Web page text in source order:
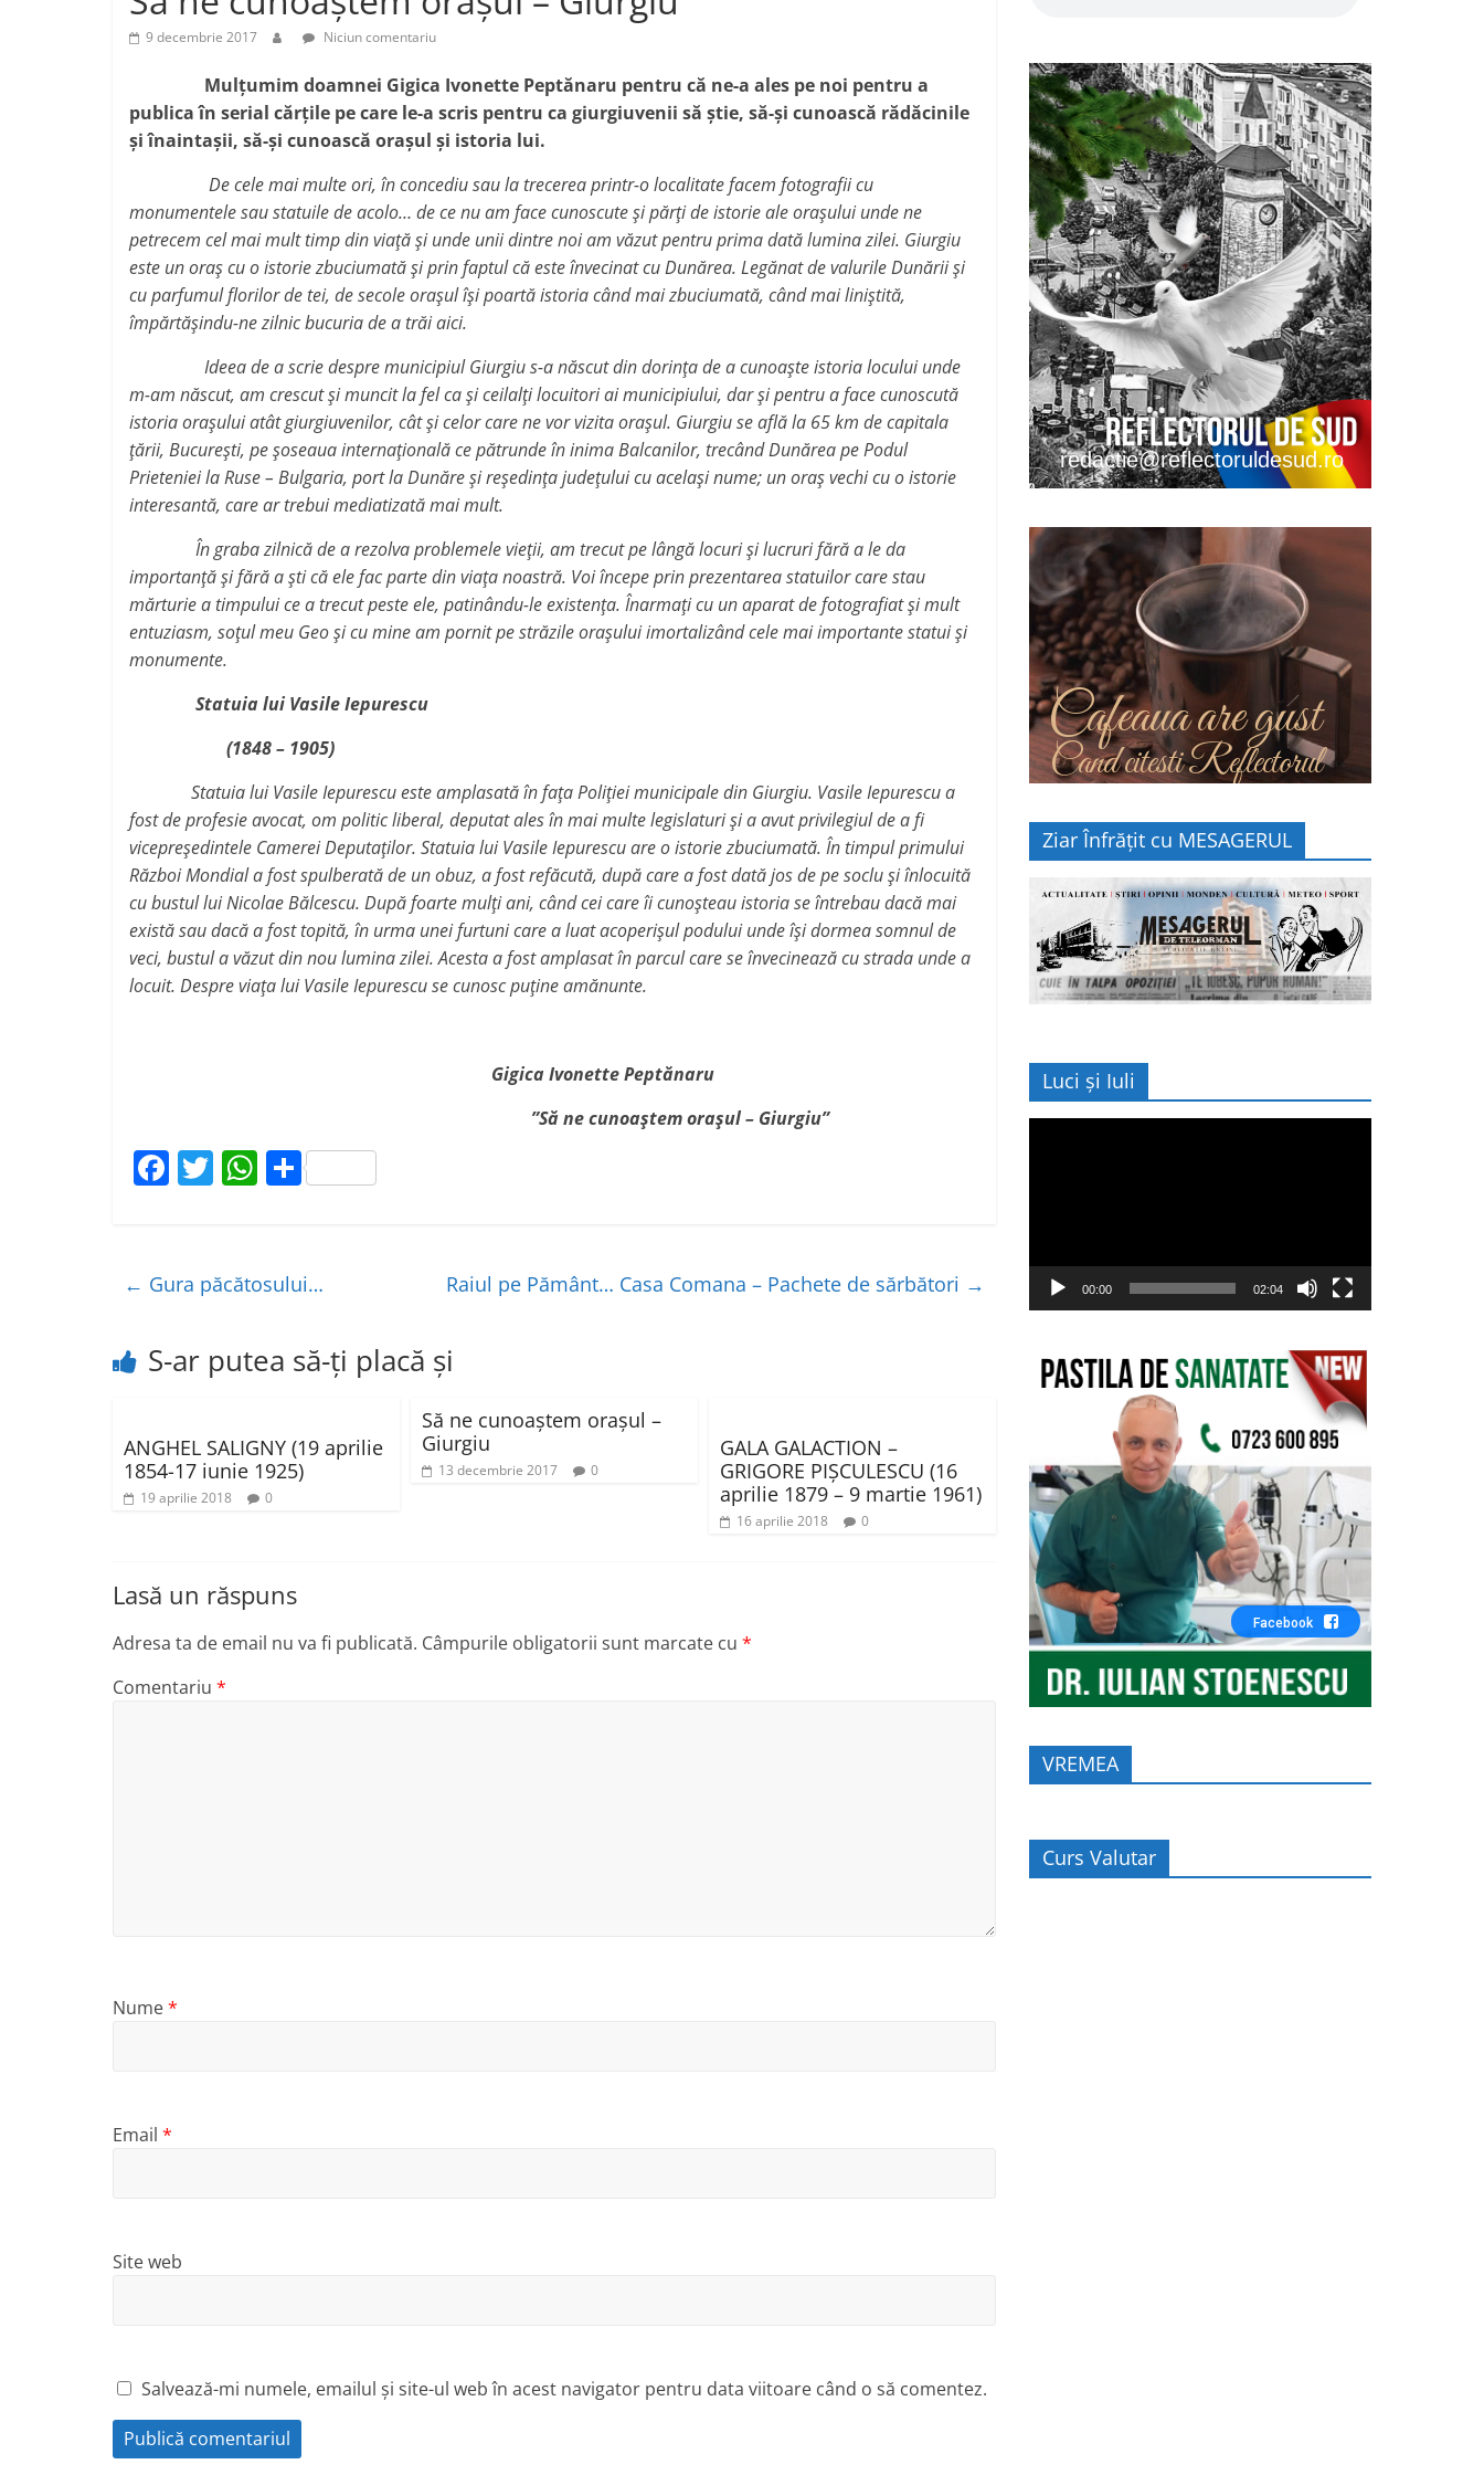
9 decembrie 2017 Niciun comentariu
Mulțumim doamnei Gigica Ivonette Peptănaru pentru că ne-a ales pe noi pentru a
publica în serial cărțile pe care le-a scris pentru ca giurgiuvenii să știe, să-și cunoască rădăcinile
și înaintașii, să-și cunoască orașul și istoria lui.
De cele mai multe ori, în concediu sau la trecerea printr-o localitate facem fotografii cu
monumentele sau statuile de acolo… de ce nu am face cunoscute și părți de istorie ale orașului unde ne
petrecem cel mai mult timp din viață și unde unii dintre noi am văzut pentru prima dată lumina zilei. Giurgiu
este un oraș cu o istorie zbuciumată și prin faptul că este învecinat cu Dunărea. Legănat de valurile Dunării și
cu parfumul florilor de tei, de secole orașul își poartă istoria când mai zbuciumată, când mai liniștită,
împărtășindu-ne zilnic bucuria de a trăi aici.
Ideea de a scrie despre municipiul Giurgiu s-a născut din dorința de a cunoaște istoria locului unde
m-am născut, am crescut și muncit la fel ca și ceilalți locuitori ai municipiului, dar și pentru a face cunoscută
istoria orașului atât giurgiuvenilor, cât și celor care ne vor vizita orașul. Giurgiu se află la 65 km de capitala
țării, București, pe șoseaua internațională ce pătrunde în inima Balcanilor, trecând Dunărea pe Podul
Prieteniei la Ruse – Bulgaria, port la Dunăre și reședința județului cu același nume; un oraș vechi cu o istorie
interesantă, care ar trebui mediatizată mai mult.
În graba zilnică de a rezolva problemele vieții, am trecut pe lângă locuri și lucruri fără a le da
importanță și fără a ști că ele fac parte din viața noastră. Voi începe prin prezentarea statuilor care stau
mărturie a timpului ce a trecut peste ele, patinându-le existența. Înarmați cu un aparat de fotografiat și mult
entuziasm, soțul meu Geo și cu mine am pornit pe străzile orașului imortalizând cele mai importante statui și
monumente.
Statuia lui Vasile Iepurescu
(1848 – 1905)
Statuia lui Vasile Iepurescu este amplasată în fața Poliției municipale din Giurgiu. Vasile Iepurescu a
fost de profesie avocat, om politic liberal, deputat ales în mai multe legislaturi și a avut privilegiul de a fi
vicepreședintele Camerei Deputaților. Statuia lui Vasile Iepurescu are o istorie zbuciumată. În timpul primului
Război Mondial a fost spulberată de un obuz, a fost refăcută, după care a fost dată jos de pe soclu și înlocuită
cu bustul lui Nicolae Bălcescu. După foarte mulți ani, când cei care îi cunoșteau istoria se întrebau dacă mai
există sau dacă a fost topită, în urma unei furtuni care a luat acoperișul podului unde își dormea somnul de
veci, bustul a văzut din nou lumina zilei. Acesta a fost amplasat în parcul care se învecinează cu strada unde a
locuit. Despre viața lui Vasile Iepurescu se cunosc puține amănunte.
Gigica Ivonette Peptănaru
”Să ne cunoaștem orașul – Giurgiu”
F
e
o
o
T
er
W
s
p
p
P
je
z
ă
← Gura păcătosului… Raiul pe Pământ… Casa Comana – Pachete de sărbători →
S-ar putea să-ți placă și
ANGHEL SALIGNY (19 aprilie
1854-17 iunie 1925)
19 aprilie 2018 0
Să ne cunoaștem orașul –
Giurgiu
13 decembrie 2017 0
GALA GALACTION –
GRIGORE PIȘCULESCU (16
aprilie 1879 – 9 martie 1961)
16 aprilie 2018 0
Lasă un răspuns
Adresa ta de email nu va fi publicată. Câmpurile obligatorii sunt marcate cu *
Comentariu *
Nume*
Email *
Site web
Salvează-mi numele, emailul și site-ul web în acest navigator pentru data viitoare când o să comentez.
redactie@reflectoruldesud.ro
Cafeaua are gust
Cand citesti Reflectorul
Ziar Înfrățit cu MESAGERUL
Luci și Iuli
00:00 02:04
Facebook
VREMEA
Curs Valutar